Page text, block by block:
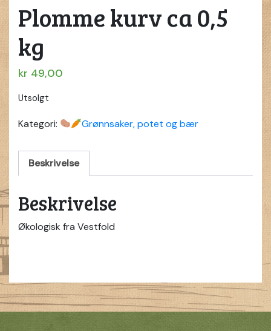
Plomme kurv ca 0,5
kg
kr 49,00
Utsolgt
Kategori: Grønnsaker, potet og bær
Beskrivelse
Beskrivelse
Økologisk fra Vestfold